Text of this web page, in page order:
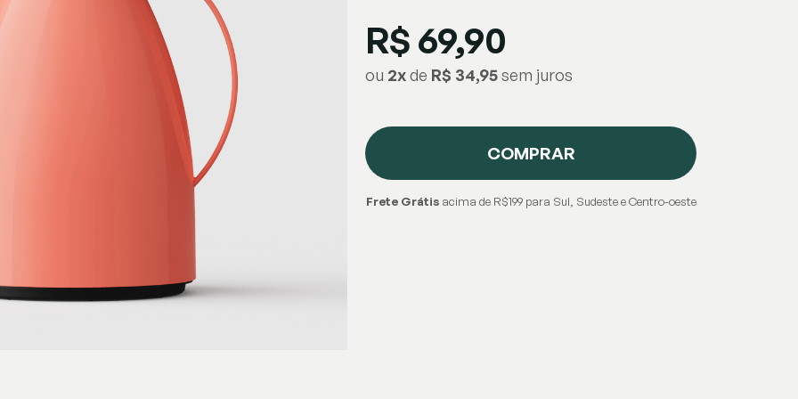
R$ 69,90
ou 2xde R$ 34,95
COMPRAR
Frete Grátisacima de R$199 para Sul, Sudeste e Centro-oeste